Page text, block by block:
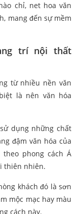
chỉ, net hoa văn
mang đến sự mềm
trí nội thất
từ nhiều nền văn
là nên văn hóa
dụng những chất
đậm văn hóa của
phong cách Á
thiên nhiên.
khách đó là sơn
mộc mạc hay màu
cách này.